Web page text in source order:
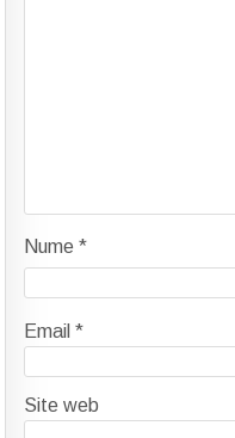
Nume*
Email*
Site web